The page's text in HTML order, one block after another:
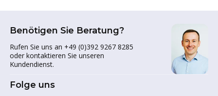
Benötigen Sie Beratung?
Rufen Sie uns an +49 (0)392 9267 8285
oder kontaktieren Sie unseren
Kundendienst.
Folge uns